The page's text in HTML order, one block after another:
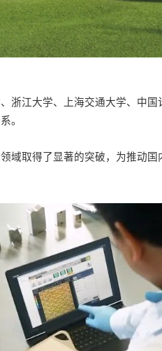
浙江大学、
上海交通大学、中
。
域取得了显著的突破，为推动